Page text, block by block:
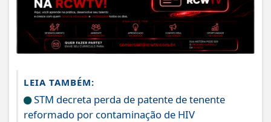
LEIA TAMBÉM:
STM decreta perda de patente de tenente
reformado por contaminação de HIV